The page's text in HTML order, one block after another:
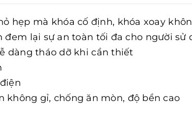
hẹp mà khóa cố định, khóa xoay
đem lại sự an toàn tối đa cho người sử
dàng tháo dỡ khi cần thiết
không gỉ, chống ăn mòn, độ bền cao